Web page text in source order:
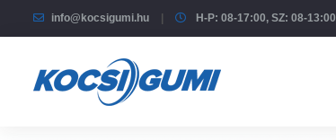
info@kocsigumi.hu H-P: 08-17:00, SZ: 08-13:00